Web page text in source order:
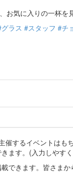
お気に入りの一杯を
ラス #スタッフ #チ
するイベントはも
ます。(入力しやす
できます。皆さま